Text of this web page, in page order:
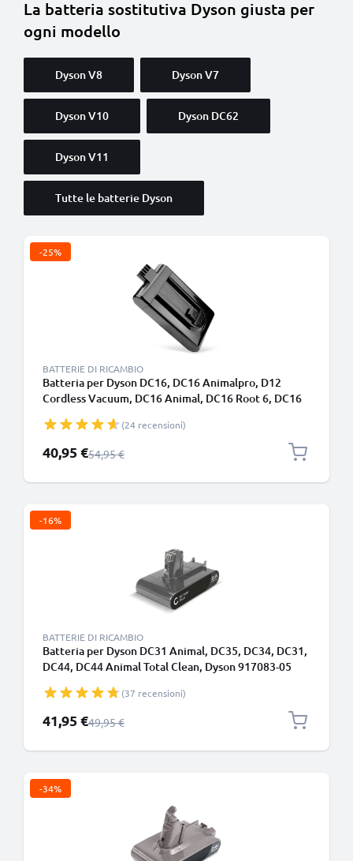
La batteria sostitutiva Dyson giusta per
ogni modello
Dyson V8 Dyson V7
Dyson V10 Dyson DC62
Dyson V11
Tutte le batterie Dyson
-25%
BATTERIE DI RICAMBIO
Batteria per Dyson DC16, DC16 Animalpro, D12
Cordless Vacuum, DC16 Animal, DC16 Root 6, DC16
(24 recensioni)
Prezzo speciale
40,95 €Prezzo normale
54,95 €
-16%
BATTERIE DI RICAMBIO
Batteria per Dyson DC31 Animal, DC35, DC34, DC31,
DC44, DC44 Animal Total Clean, Dyson 917083-05
incastro - di CELLONIC(37 recensioni)
Prezzo speciale
41,95 €Prezzo normale
49,95 €
-34%